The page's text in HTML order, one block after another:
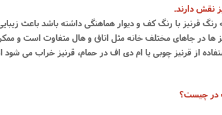
نقش دارند.
از قرنیز چوبی یا ام دی اف در حمام، قرنیز خراب
در چیست؟